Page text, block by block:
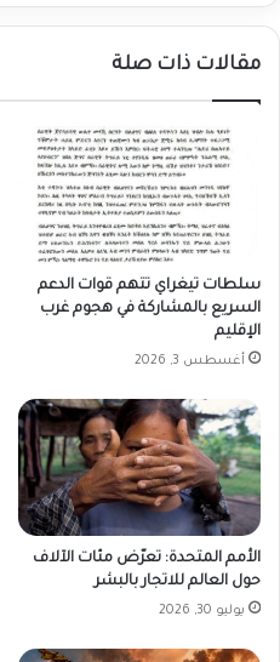
مقالات ذات صلة
سلطات تيغراي تتهم قوات الدعم
السريع بالمشاركة في هجوم غرب
الإقليم
أغسطس 3, 2026
الأمم المتحدة: تعرّض مئات الآلاف
حول العالم للاتجار بالبشر
يوليو 30, 2026